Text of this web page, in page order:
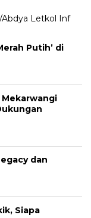
Putih’ di
dan
Siapa